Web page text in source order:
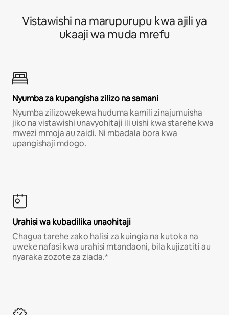
Vistawishi na marupurupu kwa ajili ya
ukaaji wa muda mrefu
Nyumba za kupangisha zilizo na samani
Nyumba zilizowekewa huduma kamili zinajumuisha
jiko na vistawishi unavyohitaji ili uishi kwa starehe kwa
mwezi mmoja au zaidi. Ni mbadala bora kwa
upangishaji mdogo.
Urahisi wa kubadilika unaohitaji
Chagua tarehe zako halisi za kuingia na kutoka na
uweke nafasi kwa urahisi mtandaoni, bila kujizatiti au
nyaraka zozote za ziada.*